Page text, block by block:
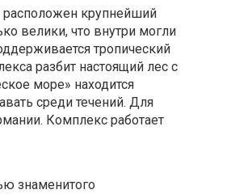
расположен крупнейший
велики, что внутри могли
тропический
разбит настоящий лес с
море» находится
среди течений. Для
Комплекс работает
знаменитого